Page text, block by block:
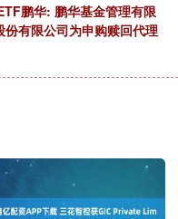
鹏华: 鹏华基金管理有限
有限公司为申购赎回代理